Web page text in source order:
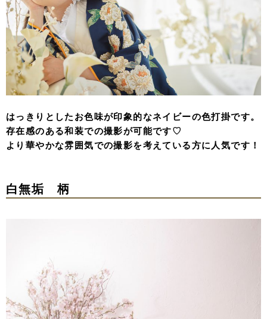
はっきりとしたお色味が印象的なネイビーの色打掛です。
存在感のある和装での撮影が可能です♡
より華やかな雰囲気での撮影を考えている方に人気です！
白無垢 柄